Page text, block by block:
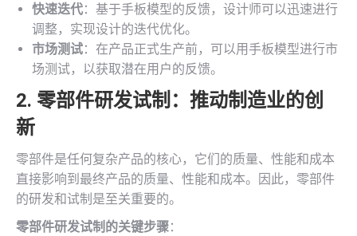
快速迭代：基于手板模型的反馈，设计师可以迅速进行
调整，实现设计的迭代优化。
市场测试：在产品正式生产前，可以用手板模型进行市
场测试，以获取潜在用户的反馈。
2. 零部件研发试制：推动制造业的创
新
零部件是任何复杂产品的核心，它们的质量、性能和成本
直接影响到最终产品的质量、性能和成本。因此，零部件
的研发和试制是至关重要的。
零部件研发试制的关键步骤：